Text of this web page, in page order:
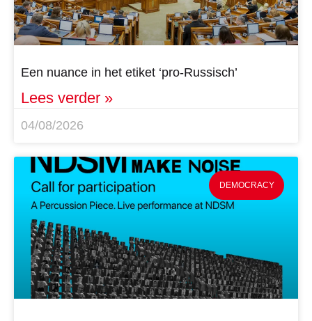
Een nuance in het etiket ‘pro-Russisch’
Lees verder »
04/08/2026
DEMOCRACY